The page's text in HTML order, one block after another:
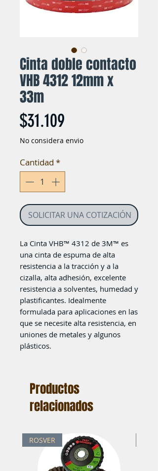
Cinta doble contacto
VHB 4312 12mm x
33m
$31.109
No considera envio
Cantidad *
SOLICITAR UNA COTIZACIÓN
La Cinta VHB™ 4312 de 3M™ es
una cinta de espuma de alta
resistencia a la tracción y a la
cizalla, alta adhesión, excelente
resistencia a solventes, humedad y
plastificantes. Idealmente
formulada para aplicaciones en las
que se necesite alta resistencia, en
uniones de metales y algunos
plásticos.
Productos
relacionados
ROSVER